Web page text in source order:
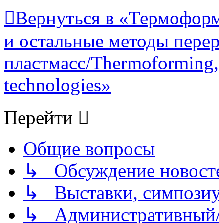
Вернуться в
и остальные методы
пластмасс/
technologies»
Перейти
Общие вопросы
↳ Обсуждение
↳ Выставки,
↳